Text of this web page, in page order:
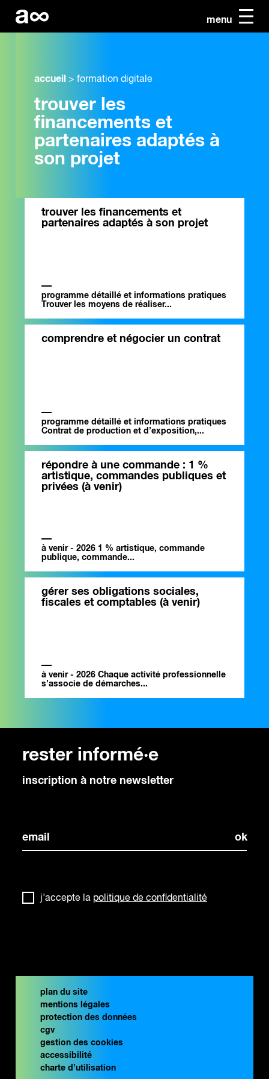
menu
accueil > formation digitale
trouver les
financements et
partenaires adaptés à
son projet
trouver les financements et
partenaires adaptés à son projet
programme détaillé et informations pratiques
Trouver les moyens de réaliser...
comprendre et négocier un contrat
programme détaillé et informations pratiques
Contrat de production et d’exposition,...
répondre à une commande : 1 %
artistique, commandes publiques et
privées (à venir)
à venir - 2026 1 % artistique, commande
publique, commande...
gérer ses obligations sociales,
fiscales et comptables (à venir)
à venir - 2026 Chaque activité professionnelle
s’associe de démarches...
rester informé·e
inscription à notre newsletter
j'accepte la politique de confidentialité
plan du site
mentions légales
protection des données
cgv
gestion des cookies
accessibilité
charte d’utilisation